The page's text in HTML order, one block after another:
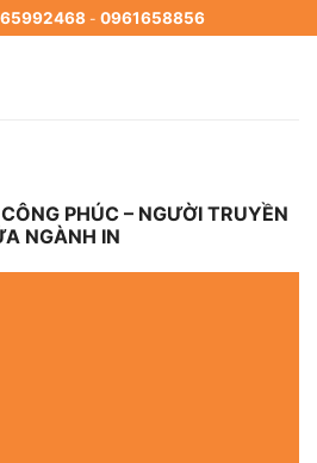
- 0961658856
PHÚC – NGƯỜI TRUYỀN
NGÀNH IN